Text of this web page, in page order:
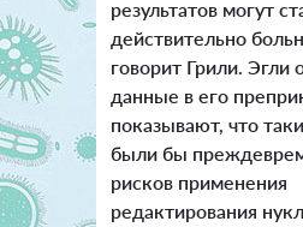
результатов могут
действительно
говорит Грили. Эгли
данные в его
показывают, что
были бы
рисков применения
редактирования